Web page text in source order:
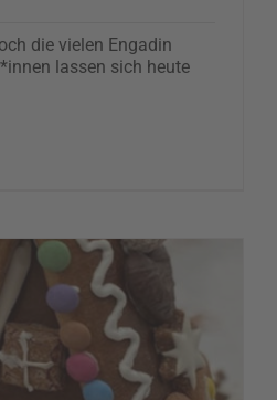
die vielen Engadin
lassen sich heute